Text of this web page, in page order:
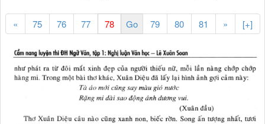
« 75 76 77 79 80 81 » [+]